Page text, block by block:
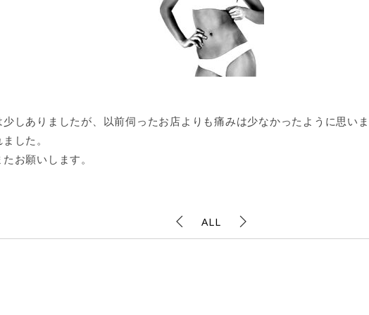
しありましたが、以前伺ったお店よりも痛みは少なかったように思い
した。
お願いします。
ALL